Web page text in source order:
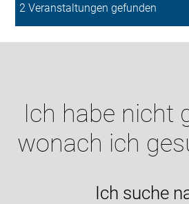
2 Veranstaltungen gefunden
Ich habe nicht
wonach ich
Ich suche